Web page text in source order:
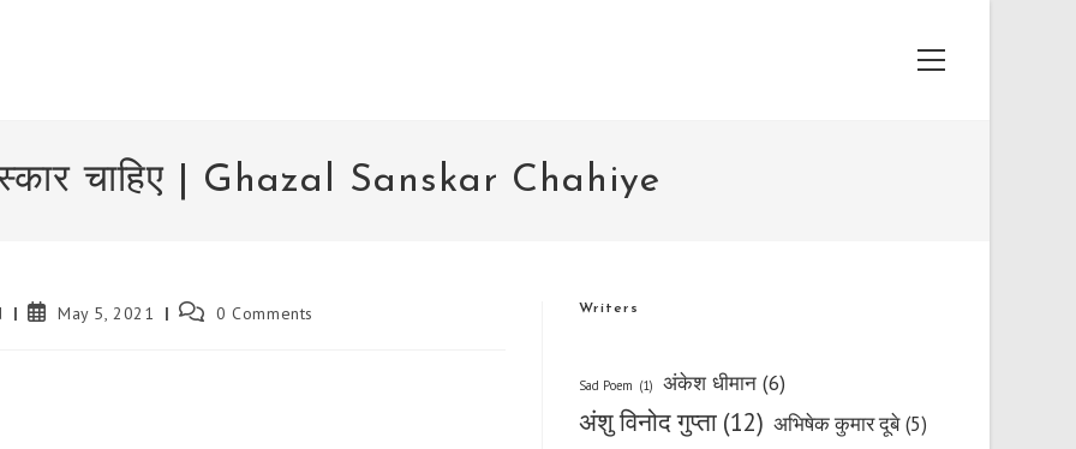
Main
चाहिए | Ghazal Sanskar Chahiye
PostMay 5, 2021
Post 0 Comments Writers
Sad Poem (1) अंकेश धीमान (6)
अंशु विनोद गुप्ता (12) अभिषेक कुमार दूबे (5)